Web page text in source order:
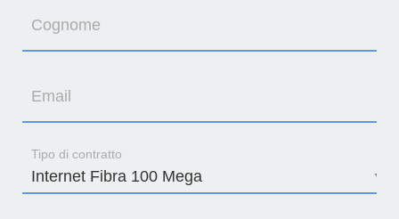
Cognome
Email
Tipo di contratto